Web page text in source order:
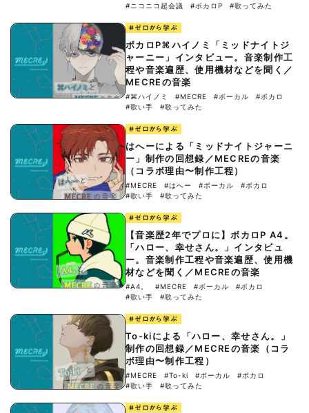
#ニコニコ超会議
#ボカロP #歌ってみた
#ゼロから学ぶ
ボカロP⌘ハイノミ「ミッドナイトジ
ャーニー」インタビュー。音楽制作工
程や音楽遍歴、使用機材などを聞く／
MECREの音楽
#⌘ハイノミ #MECRE #ボーカル
#ボカロ
#歌い手
#歌ってみた
#ゼロから学ぶ
はへーによる「ミッドナイトジャーニ
ー」制作の回想録／MECREの音楽
（コラボ理由〜制作工程）
#MECRE #はへー #ボーカル
#ボカロ
#歌い手
#歌ってみた
#ゼロから学ぶ
【音楽歴2年でプロに】ボカロP A4。
「ハロー、幸せさん。」インタビュ
ー。音楽制作工程や音楽遍歴、使用機
材などを聞く／MECREの音楽
#A4。 #MECRE #ボーカル
#ボカロ
#歌い手
#歌ってみた
#ゼロから学ぶ
To-kiによる「ハロー、幸せさん。」
制作の回想録／MECREの音楽（コラ
ボ理由〜制作工程）
#MECRE #To-ki #ボーカル
#ボカロ
#歌い手
#歌ってみた
#ゼロから学ぶ